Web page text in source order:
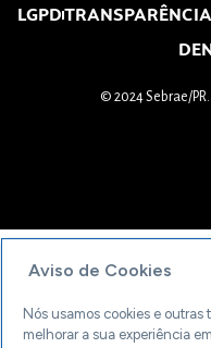
LGPDTRANSPARÊNCIA
© 2024 Sebrae/
Aviso de Cookies
Nós usamos cookies e
melhorar a sua experiência